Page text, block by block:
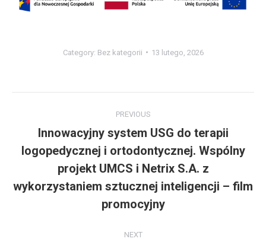
Category: Bez kategorii 13 lutego, 2026
navigation
PREVIOUS
Previous
post:
Innowacyjny system USG do terapii
logopedycznej i ortodontycznej. Wspólny
projekt UMCS i Netrix S.A. z
wykorzystaniem sztucznej inteligencji – film
promocyjny
NEXT